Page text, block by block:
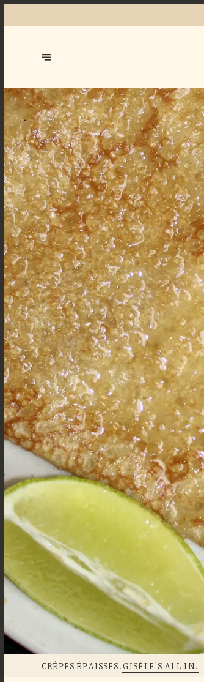
CRÊPES ÉPAISSES. GISÈLE'S ALL IN.